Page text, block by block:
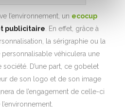
l’environnement, un ecocup
publicitaire . En effet, grâce à
la sérigraphie ou la
véhiculera une
D’une part, ce gobelet
de son logo et de son image
de l’engagement de celle-ci